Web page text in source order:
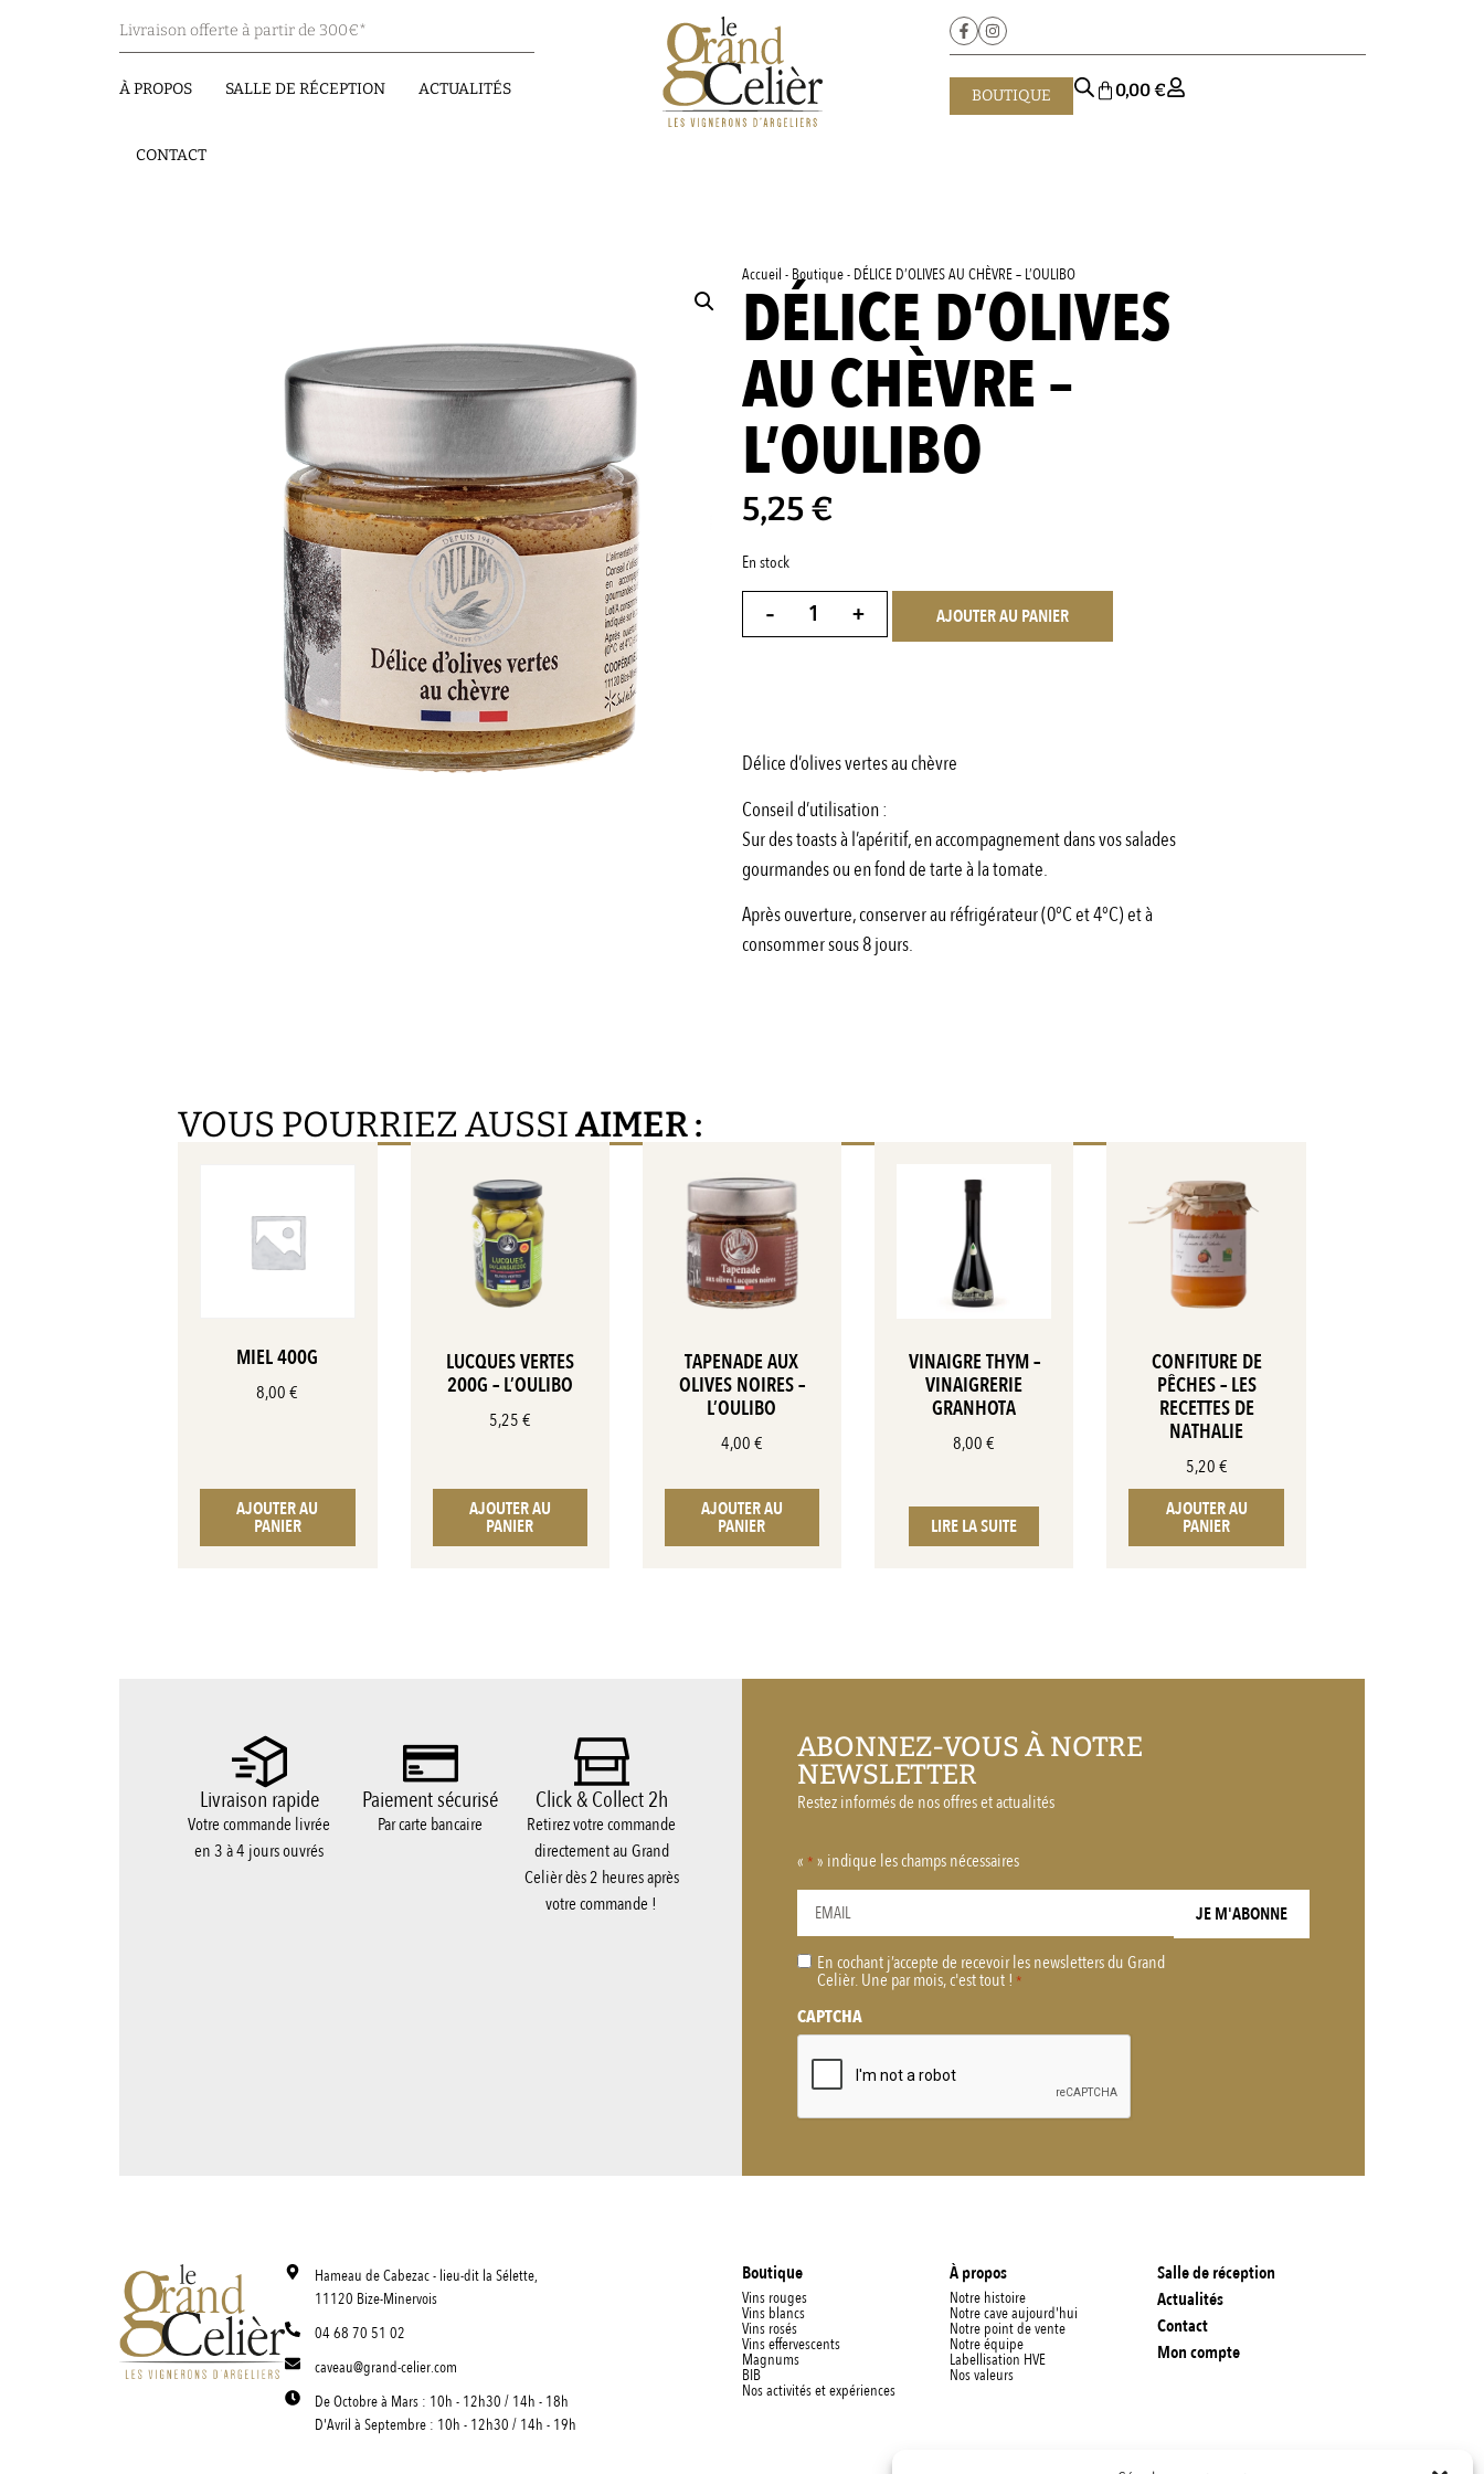
Livraison offerte à partir de 300€*
À PROPOS SALLE DE RÉCEPTION ACTUALITÉS
CONTACT
BOUTIQUE 0,00€
Accueil - Boutique- DÉLICE D’OLIVES AU CHÈVRE – L’OULIBO
DÉLICE D’OLIVES
AU CHÈVRE –
L’OULIBO
5,25€
En stock
- + AJOUTER AU PANIER
Délice d’olives vertes au chèvre
Conseil d’utilisation :
Sur des toasts à l’apéritif, en accompagnement dans vos salades
gourmandes ou en fond de tarte à la tomate.
Après ouverture, conserver au réfrigérateur (0°C et 4°C) et à
consommer sous 8 jours.
VOUS POURRIEZ AUSSIAIMER :
MIEL 400G
8,00€
AJOUTER AU
PANIER
LUCQUES VERTES
200G – L’OULIBO
5,25€
AJOUTER AU
PANIER
TAPENADE AUX
OLIVES NOIRES –
L’OULIBO
4,00€
AJOUTER AU
PANIER
VINAIGRE THYM –
VINAIGRERIE
GRANHOTA
8,00€
LIRE LA SUITE
CONFITURE DE
PÊCHES – LES
RECETTES DE
NATHALIE
5,20€
AJOUTER AU
PANIER
Livraison rapide
Votre commande livrée
en 3 à 4 jours ouvrés
Paiement sécurisé
Par carte bancaire
Click & Collect 2h
Retirez votre commande
directement au Grand
Celièr dès 2 heures après
votre commande !
ABONNEZ-VOUS À NOTRE
NEWSLETTER
Restez informés de nos offres et actualités
« * » indique les champs nécessaires
RGPDEn cochant j’accepte de recevoir les newsletters du Grand
Celièr. Une par mois, c'est tout ! *
CAPTCHA
Hameau de Cabezac - lieu-dit la Sélette,
11120 Bize-Minervois
04 68 70 51 02
caveau@grand-celier.com
De Octobre à Mars : 10h - 12h30 / 14h - 18h
D'Avril à Septembre : 10h - 12h30 / 14h - 19h
Boutique
Vins rouges
Vins blancs
Vins rosés
Vins effervescents
Magnums
BIB
Nos activités et expériences
À propos
Notre histoire
Notre cave aujourd'hui
Notre point de vente
Notre équipe
Labellisation HVE
Nos valeurs
Salle de réception
Actualités
Contact
Mon compte